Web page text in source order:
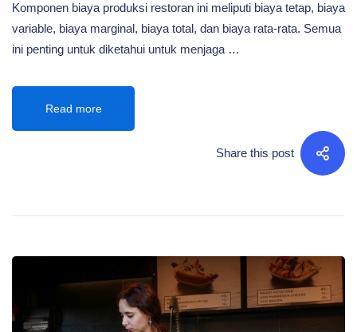
Komponen biaya produksi restoran ini meliputi biaya tetap, biaya
variable, biaya marginal, biaya total, dan biaya rata-rata. Semua
ini penting untuk diketahui untuk menjaga …
Read more
Share this post